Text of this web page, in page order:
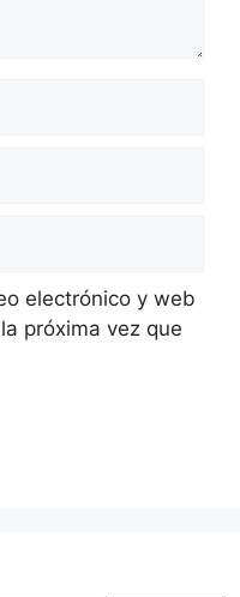
electrónico y web
próxima vez que